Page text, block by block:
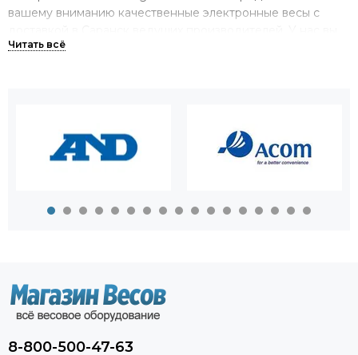
вашему вниманию качественные электронные весы с
можете купить весы на все случаи жизни,
Большой выбор весов в одном
магазине.
электронные самых различных видов. У нас вы найдете:
аналитические и лабораторные весы;
платформенные весы;
автомобильные весы.
8-800-500-47-63